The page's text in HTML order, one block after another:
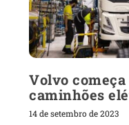
Volvo
caminhões
14 de setembro de 2023